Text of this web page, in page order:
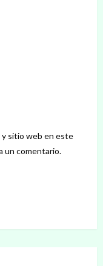
y sitio web en este
un comentario.